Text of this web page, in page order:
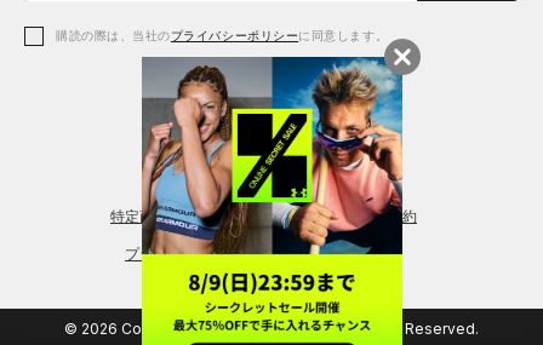
アクセサリー
レギンス＆タイツ
シューズ
購読の際は、当社のプライバシーポリシーに同意します。
特定商取引法に基づく通販の表記 会員規約
プライバシーポリシー
© 2026 Copyright DOME Corporation. All Rights Reserved.